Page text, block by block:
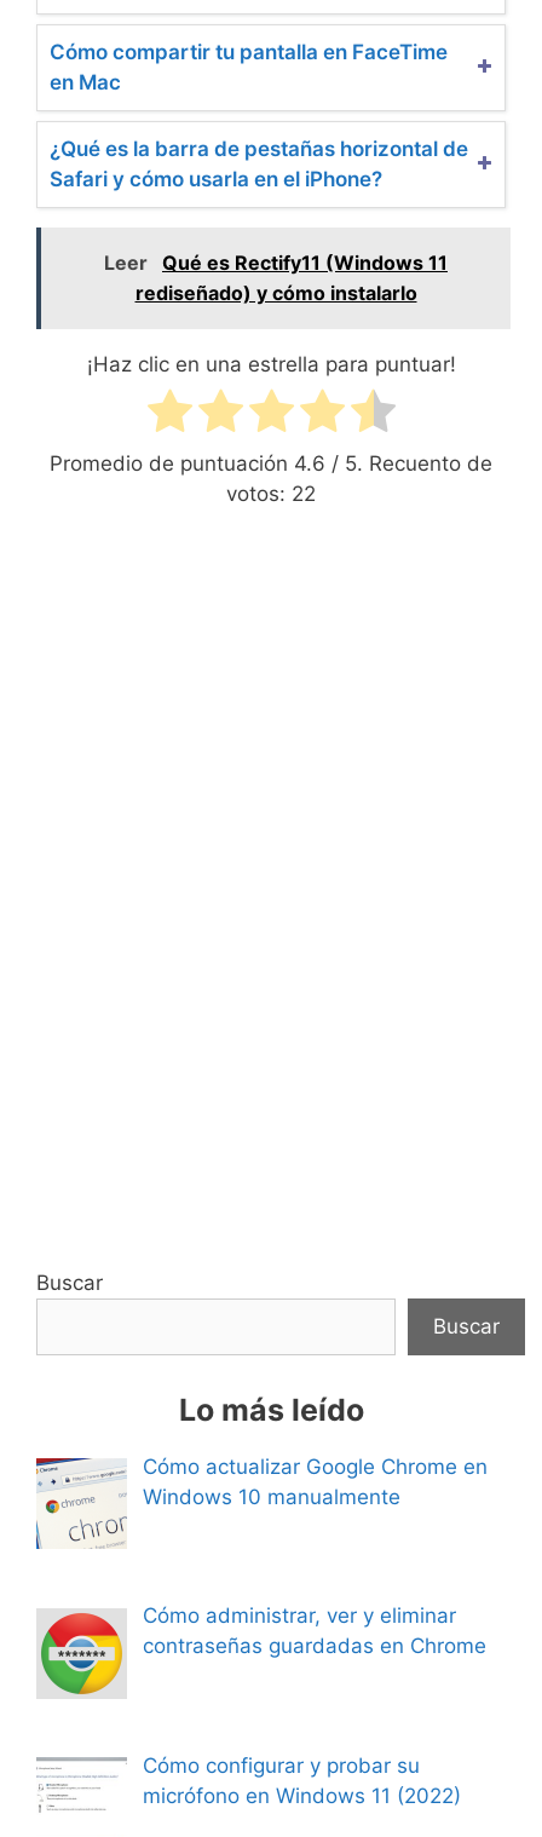
Cómo compartir tu pantalla en FaceTime
en Mac
¿Qué es la barra de pestañas horizontal de
Safari y cómo usarla en el iPhone?
Leer Qué es Rectify11 (Windows 11
rediseñado) y cómo instalarlo
¡Haz clic en una estrella para puntuar!
Promedio de puntuación 4.6 / 5. Recuento de
votos: 22
Buscar
Buscar
Lo más leído
Cómo actualizar Google Chrome en
Windows 10 manualmente
Cómo administrar, ver y eliminar
contraseñas guardadas en Chrome
Cómo configurar y probar su
micrófono en Windows 11 (2022)